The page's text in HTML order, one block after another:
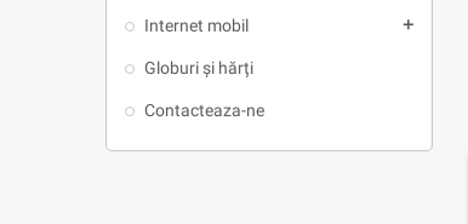
Internet mobil add
Globuri și hărți
Contacteaza-ne